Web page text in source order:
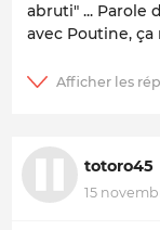
abruti" ... Parole
avec Poutine,
totoro45
15